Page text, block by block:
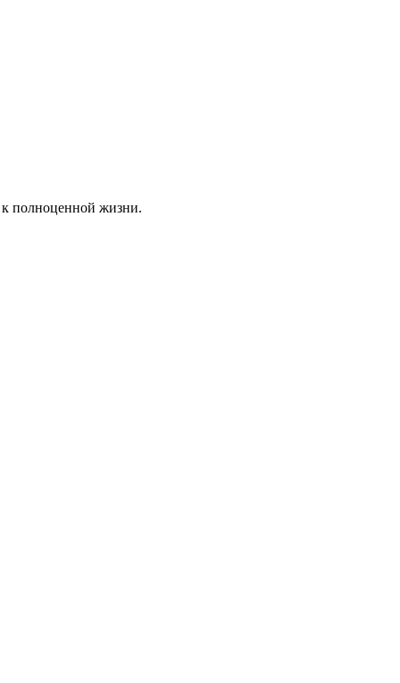
к полноценной жизни.